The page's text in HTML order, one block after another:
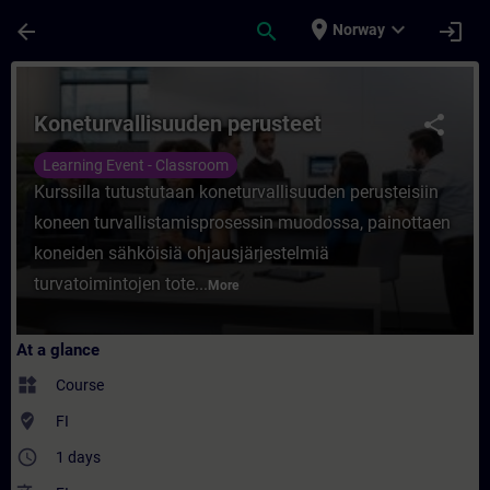
arrow_back search place Norway expand_more login
Course - Koneturvallisuuden perusteet -
share
Koneturvallisuuden perusteet
Learning Event - Classroom
Kurssilla tutustutaan koneturvallisuuden perusteisiin
koneen turvallistamisprosessin muodossa, painottaen
koneiden sähköisiä ohjausjärjestelmiä
turvatoimintojen tote... More
At a glance
widgets Course
where_to_vote FI
access_time 1 days